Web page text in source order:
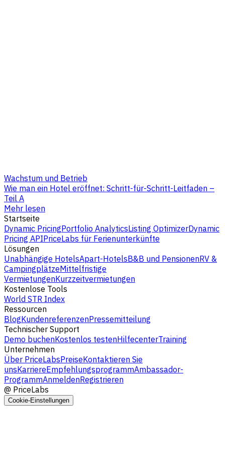
Wachstum und Betrieb
Wie man ein Hotel eröffnet: Schritt-für-Schritt-Leitfaden –
Teil A
Mehr lesen
Startseite
Dynamic PricingPortfolio AnalyticsListing OptimizerDynamic
Pricing APIPriceLabs für Ferienunterkünfte
Lösungen
Unabhängige HotelsApart-HotelsB&B und PensionenRV &
CampingplätzeMittelfristige
VermietungenKurzzeitvermietungen
Kostenlose Tools
World STR Index
Ressourcen
BlogKundenreferenzenPressemitteilung
Technischer Support
Demo buchenKostenlos testenHilfecenterTraining
Unternehmen
Über PriceLabsPreiseKontaktieren Sie
unsKarriereEmpfehlungsprogrammAmbassador-
ProgrammAnmeldenRegistrieren
@ PriceLabs
Cookie-Einstellungen